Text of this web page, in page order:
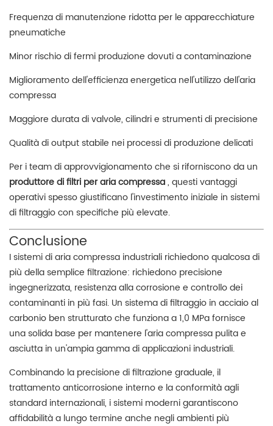
Frequenza di manutenzione ridotta per le apparecchiature
pneumatiche
Minor rischio di fermi produzione dovuti a contaminazione
Miglioramento dell'efficienza energetica nell'utilizzo dell'aria
compressa
Maggiore durata di valvole, cilindri e strumenti di precisione
Qualità di output stabile nei processi di produzione delicati
Per i team di approvvigionamento che si riforniscono da un
produttore di filtri per aria compressa, questi vantaggi
operativi spesso giustificano l'investimento iniziale in sistemi
di filtraggio con specifiche più elevate.
Conclusione
I sistemi di aria compressa industriali richiedono qualcosa di
più della semplice filtrazione: richiedono precisione
ingegnerizzata, resistenza alla corrosione e controllo dei
contaminanti in più fasi. Un sistema di filtraggio in acciaio al
carbonio ben strutturato che funziona a 1,0 MPa fornisce
una solida base per mantenere l'aria compressa pulita e
asciutta in un'ampia gamma di applicazioni industriali.
Combinando la precisione di filtrazione graduale, il
trattamento anticorrosione interno e la conformità agli
standard internazionali, i sistemi moderni garantiscono
affidabilità a lungo termine anche negli ambienti più